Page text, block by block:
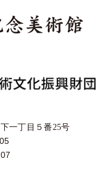
一丁目５番25号